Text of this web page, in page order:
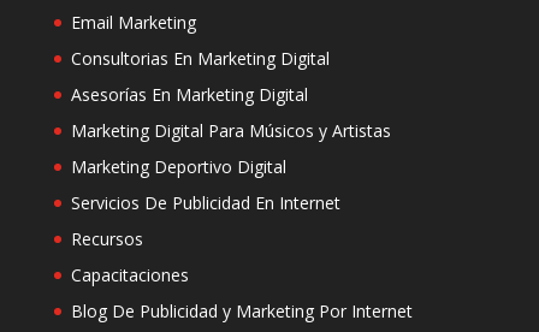
Email Marketing
Consultorias En Marketing Digital
Asesorías En Marketing Digital
Marketing Digital Para Músicos y Artistas
Marketing Deportivo Digital
Servicios De Publicidad En Internet
Recursos
Capacitaciones
Blog De Publicidad y Marketing Por Internet